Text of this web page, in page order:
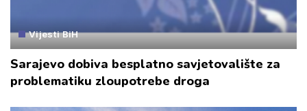
Vijesti BiH
Sarajevo dobiva besplatno savjetovalište za
problematiku zloupotrebe droga